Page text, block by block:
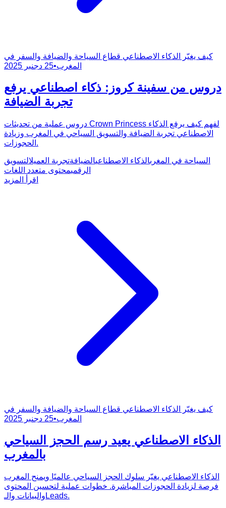
كيف يغيّر الذكاء الاصطناعي قطاع السياحة والضيافة والسفر في
المغرب•25 دجنبر 2025
دروس من سفينة كروز: ذكاء اصطناعي يرفع
تجربة الضيافة
دروس عملية من تحديثات Crown Princess لفهم كيف يرفع الذكاء
الاصطناعي تجربة الضيافة والتسويق السياحي في المغرب وزيادة
الحجوزات.
السياحة في المغربالذكاء الاصطناعيالضيافةتجربة العميلالتسويق
الرقميمحتوى متعدد اللغات
اقرأ المزيد
كيف يغيّر الذكاء الاصطناعي قطاع السياحة والضيافة والسفر في
المغرب•25 دجنبر 2025
الذكاء الاصطناعي يعيد رسم الحجز السياحي
بالمغرب
الذكاء الاصطناعي يغيّر سلوك الحجز السياحي عالميًا ويمنح المغرب
فرصة لزيادة الحجوزات المباشرة. خطوات عملية لتحسين المحتوى
والبيانات والـLeads.